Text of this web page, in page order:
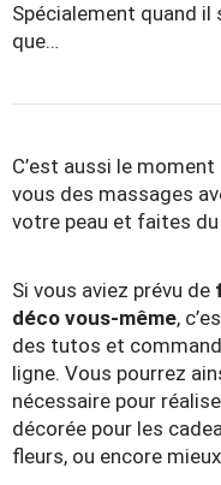
Spécialement quand il
que…
C’est aussi le moment
vous des massages
votre peau et faites
Si vous aviez prévu de
déco vous-même,
des tutos et
ligne. Vous pourrez
nécessaire pour
décorée pour les
fleurs, ou encore